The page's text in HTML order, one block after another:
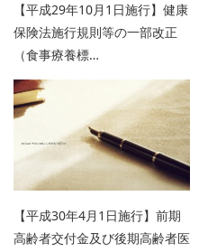
【平成29年10月1日施行】健康
保険法施行規則等の一部改正
（食事療養標…
【平成30年4月1日施行】前期
高齢者交付金及び後期高齢者医